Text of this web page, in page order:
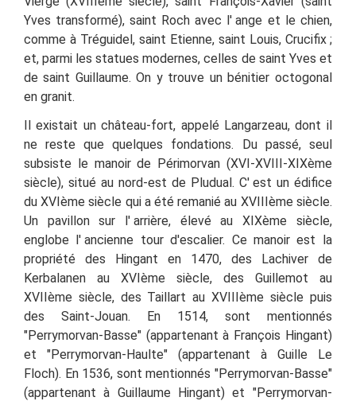
Yves transformé), saint Roch avec l' ange et le chien,
comme à Tréguidel, saint Etienne, saint Louis, Crucifix ;
et, parmi les statues modernes, celles de saint Yves et
de saint Guillaume. On y trouve un bénitier octogonal
en granit.
Il existait un château-fort, appelé Langarzeau, dont il
ne reste que quelques fondations. Du passé, seul
subsiste le manoir de Périmorvan (XVI-XVIII-XIXème
siècle), situé au nord-est de Pludual. C' est un édifice
du XVIème siècle qui a été remanié au XVIIIème siècle.
Un pavillon sur l' arrière, élevé au XIXème siècle,
englobe l' ancienne tour d'escalier. Ce manoir est la
propriété des Hingant en 1470, des Lachiver de
Kerbalanen au XVIème siècle, des Guillemot au
XVIIème siècle, des Taillart au XVIIIème siècle puis
des Saint-Jouan. En 1514, sont mentionnés
"Perrymorvan-Basse" (appartenant à François Hingant)
et
"Perrymorvan-Haulte"
(appartenant à Guille Le
Floch). En 1536, sont mentionnés "Perrymorvan-Basse"
(appartenant à Guillaume Hingant) et "Perrymorvan-